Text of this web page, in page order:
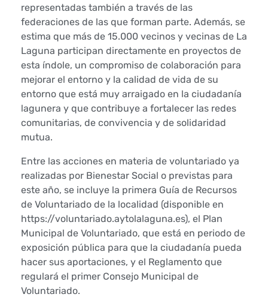
p
e
r
s
o
n
a
s
e
s
t
e
representadas también a través de las
federaciones de las que forman parte. Además, se
estima que más de 15.000 vecinos y vecinas de La
Laguna participan directamente en proyectos de
esta índole, un compromiso de colaboración para
mejorar el entorno y la calidad de vida de su
entorno que está muy arraigado en la ciudadanía
lagunera y que contribuye a fortalecer las redes
comunitarias, de convivencia y de solidaridad
mutua.
Entre las acciones en materia de voluntariado ya
realizadas por Bienestar Social o previstas para
este año, se incluye la primera Guía de Recursos
de Voluntariado de la localidad (disponible en
https://voluntariado.aytolalaguna.es), el Plan
Municipal de Voluntariado, que está en periodo de
exposición pública para que la ciudadanía pueda
hacer sus aportaciones, y el Reglamento que
regulará el primer Consejo Municipal de
Voluntariado.